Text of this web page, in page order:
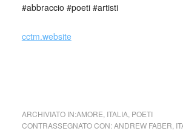
#abbraccio #poeti #artisti
cctm.website
ARCHIVIATO IN:AMORE ITALIA, POETI
CONTRASSEGNATO CON:ANDREW FABER